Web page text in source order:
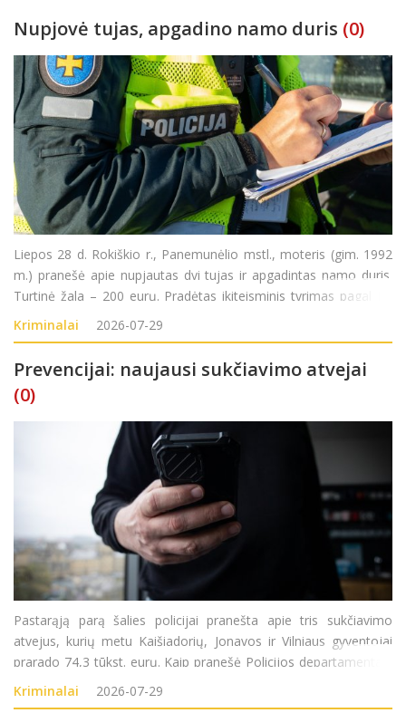
Nupjovė tujas, apgadino namo duris (0)
Liepos 28 d. Rokiškio r., Panemunėlio mstl., moteris (gim. 1992
m.) pranešė apie nupjautas dvi tujas ir apgadintas namo duris.
Turtinė žala – 200 eurų. Pradėtas ikiteisminis tyrimas pagal LR
BK 187 str. (Turto sunaikinimas ar sugadinimas).
Kriminalai 2026-07-29
Prevencijai: naujausi sukčiavimo atvejai
(0)
Pastarąją parą šalies policijai pranešta apie tris sukčiavimo
atvejus, kurių metu Kaišiadorių, Jonavos ir Vilniaus gyventojai
prarado 74,3 tūkst. eurų. Kaip pranešė Policijos departamentas,
trečiadienį į Kaišiadorių rajono policijos komisariatą kreipėsi
1946 metai
Kriminalai 2026-07-29